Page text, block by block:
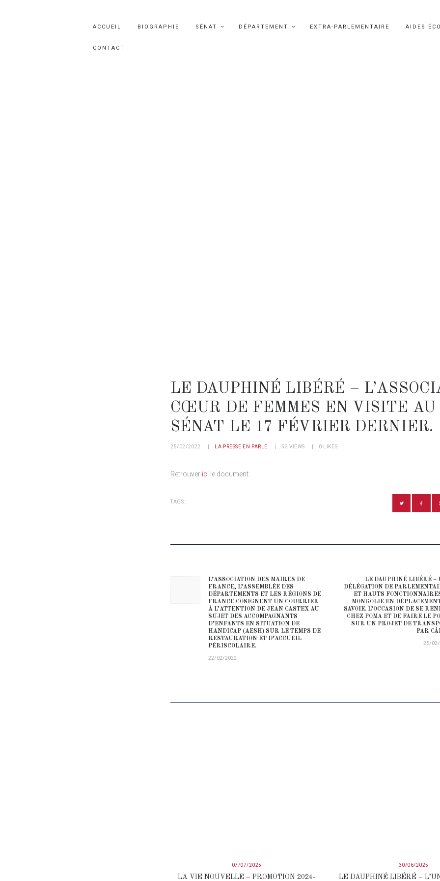
ACCUEIL BIOGRAPHIE SÉNAT DÉPARTEMENT EXTRA-PARLEMENTAIRE AIDES
CONTACT
LE DAUPHINÉ LIBÉRÉ –
CŒUR DE FEMMES EN VISITE AU
SÉNAT LE 17 FÉVRIER DERNIER.
25/02/2022 LA PRESSE EN PARLE 53 VIEWS 0 LIKES
Retrouver ici le document.
TAGS:
Previous post:
L’ASSOCIATION DES MAIRES DE
FRANCE, L’ASSEMBLÉE DES
DÉPARTEMENTS ET LES RÉGIONS DE
FRANCE COSIGNENT UN COURRIER
À L’ATTENTION DE JEAN CASTEX AU
SUJET DES ACCOMPAGNANTS
D’ENFANTS EN SITUATION DE
HANDICAP (AESH) SUR LE TEMPS DE
RESTAURATION ET D’ACCUEIL
PÉRISCOLAIRE.
22/02/2022
LE DAUPHINÉ LIBÉRÉ –
DÉLÉGATION DE
ET HAUTS
MONGOLIE EN
SAVOIE. L’OCCASION DE SE
CHEZ POMA ET DE FAIRE LE
SUR UN PROJET DE
PAR
25/
07/07/2025
LA VIE NOUVELLE – PROMOTION 2024-
30/06/2025
LE DAUPHINÉ LIBÉRÉ –